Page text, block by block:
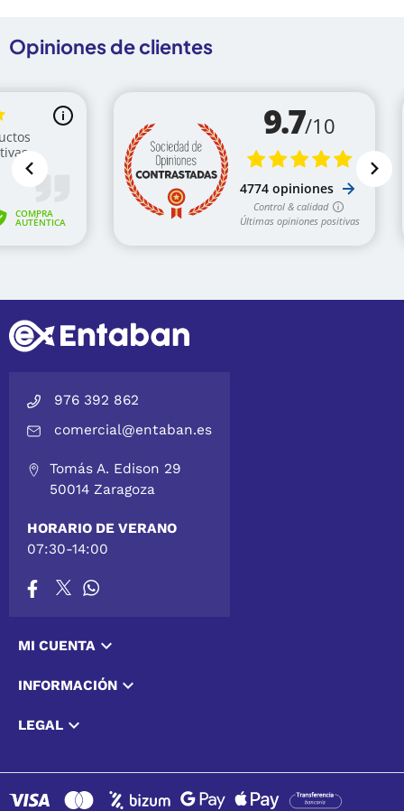
Opiniones de clientes
976 392 862
comercial@entaban.es
Tomás A. Edison 29
50014 Zaragoza
HORARIO DE VERANO
07:30-14:00
MI CUENTA 
INFORMACIÓN 
LEGAL 